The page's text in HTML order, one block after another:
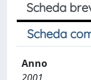
Scheda
Scheda
Anno